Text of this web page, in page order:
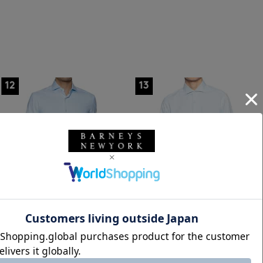
12
XACUS
半袖シャツ
¥33,000
13
SALE